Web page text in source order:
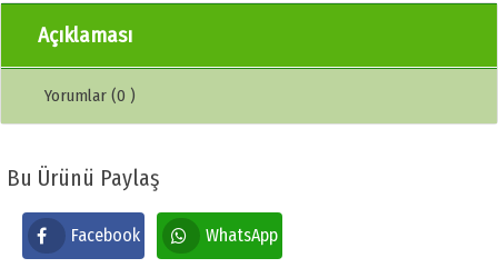
Açıklaması
Yorumlar (0 )
Bu Ürünü Paylaş
Facebook WhatsApp